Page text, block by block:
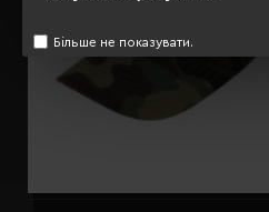
Більше не показувати.